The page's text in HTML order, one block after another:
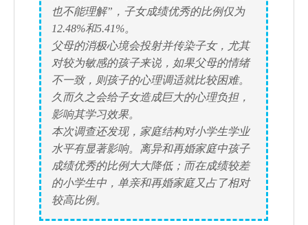
也不能理解”，子女成绩优秀的比例仅为
12.48%和5.41%。
父母的消极心境会投射并传染子女，尤其
对较为敏感的孩子来说，如果父母的情绪
不一致，则孩子的心理调适就比较困难。
久而久之会给子女造成巨大的心理负担，
影响其学习效果。
本次调查还发现，家庭结构对小学生学业
水平有显著影响。离异和再婚家庭中孩子
成绩优秀的比例大大降低；而在成绩较差
的小学生中，单亲和再婚家庭又占了相对
较高比例。